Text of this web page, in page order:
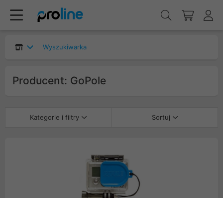
Wyszukiwarka
Producent: GoPole
Kategorie i filtry Sortuj